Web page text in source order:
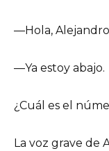
—Hola,
—Ya estoy abajo.
¿Cuál es el
La voz grave de